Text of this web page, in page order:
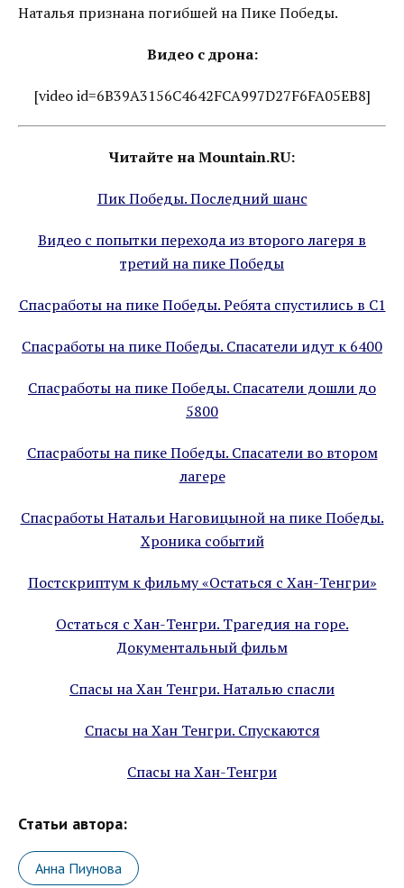
Наталья признана погибшей на Пике Победы.
Видео с дрона:
[video id=6B39A3156C4642FCA997D27F6FA05EB8]
Читайте на Mountain.RU:
Пик Победы. Последний шанс
Видео с попытки перехода из второго лагеря в
третий на пике Победы
Спасработы на пике Победы. Ребята спустились в С1
Спасработы на пике Победы. Спасатели идут к 6400
Спасработы на пике Победы. Спасатели дошли до
5800
Спасработы на пике Победы. Спасатели во втором
лагере
Спасработы Натальи Наговицыной на пике Победы.
Хроника событий
Постскриптум к фильму «Остаться с Хан-Тенгри»
Остаться с Хан-Тенгри. Трагедия на горе.
Документальный фильм
Спасы на Хан Тенгри. Наталью спасли
Спасы на Хан Тенгри. Спускаются
Спасы на Хан-Тенгри
Статьи автора:
Анна Пиунова